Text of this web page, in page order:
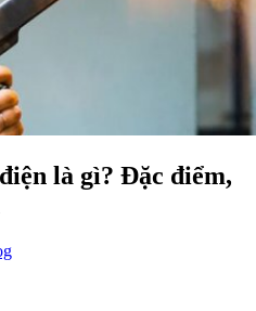
là gì? Đặc điểm,